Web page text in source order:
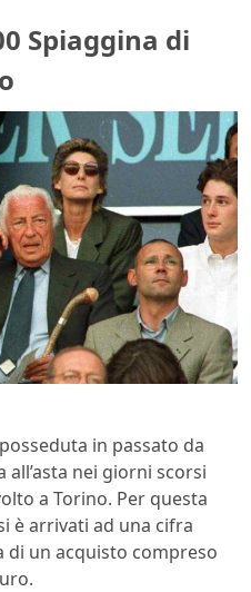
Spiaggina di
in passato da
all’asta nei giorni scorsi
a Torino. Per questa
è arrivati ad una cifra
di un acquisto compreso